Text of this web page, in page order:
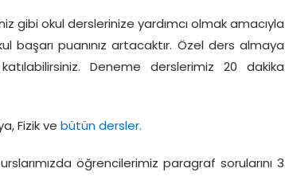
gibi okul derslerinize yardımcı olmak amacıyla
başarı puanınız artacaktır. Özel ders almaya
Deneme derslerimiz 20 dakika
Fizik ve bütün dersler.
öğrencilerimiz paragraf sorularını 3